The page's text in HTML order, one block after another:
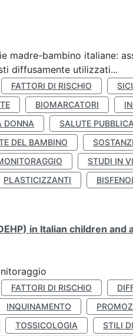
madre-bambino italiane:
diffusamente utilizzati...
FATTORI DI RISCHIO
BIOMARCATORI
DONNA SALUTE PUBBLICA
DEL BAMBINO
STUDI IN
PLASTICIZZANTI
in Italian children and
FATTORI DI RISCHIO
INQUINAMENTO
TOSSICOLOGIA STILI